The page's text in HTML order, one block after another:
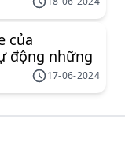
của
động những
17-06-2024